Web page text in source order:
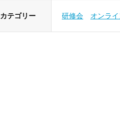
カテゴリー 研修会 オンライ